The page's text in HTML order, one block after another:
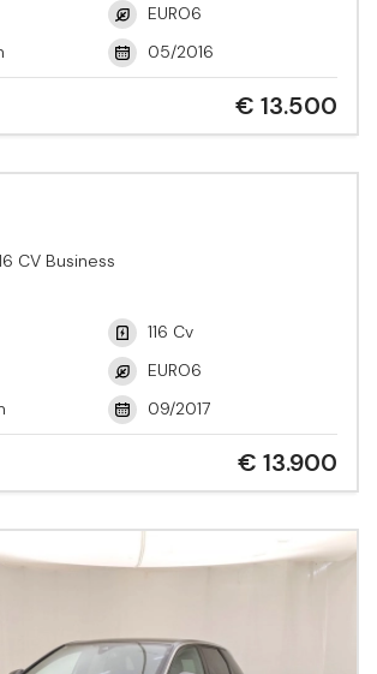
EURO6
05/2016
€ 13.500
CV Business
116 Cv
EURO6
09/2017
€ 13.900